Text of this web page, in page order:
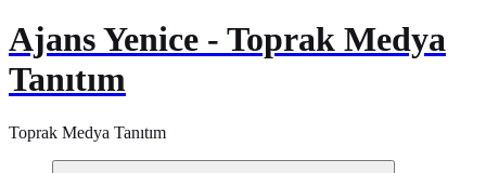
Ajans Yenice - Toprak Medya
Tanıtım
Toprak Medya Tanıtım